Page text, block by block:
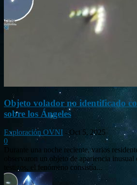
Objeto volador no identificado
sobre los Ángeles
Exploración OVNI - Oct 5, 2025
0
Durante una noche reciente, varios
observaron un objeto de apariencia
testigos, el fenómeno consistía...